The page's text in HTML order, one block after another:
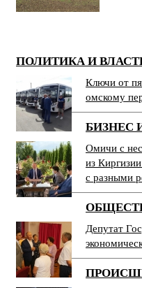
ПОЛИТИКА И
Ключи от
омскому
БИЗНЕС
Омичи с
из
с разными
Депутат